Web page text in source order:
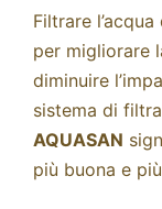
Filtrare
per migliorare
diminuire
sistema di
AQUASAN
più buona e